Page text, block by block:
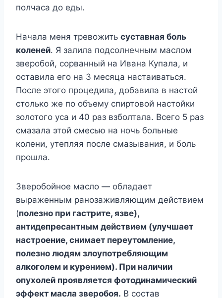
полчаса до еды.
Начала меня тревожить суставная боль
коленей. Я залила подсолнечным маслом
зверобой, сорванный на Ивана Купала, и
оставила его на 3 месяца настаиваться.
После этого процедила, добавила в настой
столько же по объему спиртовой настойки
золотого уса и 40 раз взболтала. Всего 5 раз
смазала этой смесью на ночь больные
колени, утепляя после смазывания, и боль
прошла.
Зверобойное масло — обладает
выраженным ранозаживляющим действием
(полезно при гастрите, язве),
антидепресантным действием (улучшает
настроение, снимает переутомление,
полезно людям злоупотребляющим
алкоголем и курением). При наличии
опухолей проявляется фотодинамический
эффект масла зверобоя. В состав